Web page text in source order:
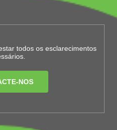
todos os esclarecimentos
NOS